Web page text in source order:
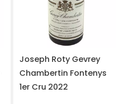
Joseph Roty Gevrey
Chambertin Fontenys
1er Cru 2022